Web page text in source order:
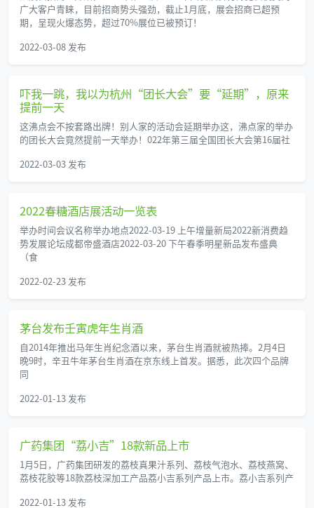
广大客户青睐，目前招商势头强劲，截止1月底，展会招商已超预
期，呈现火爆态势，超过70%展位已被预订！
2022-03-08 发布
吓我一跳，我以为杭州“团长大会”要“延期”，原来
提前一天
这沸点会不按套路出牌！别人家的活动会延期举办这，沸点家的举办
的团长大会竟然提前一天举办！022年第三届全国团长大会第16届社
2022-03-03 发布
2022春糖酒店展活动一览表
举办时间会议名称举办地点2022-03-19 上午增量新局2022新消费趋
势发展论坛成都帝盛酒店2022-03-20 下午春季明星新品发布盛典
（食
2022-02-23 发布
茅台发布壬寅虎年生肖酒
自2014年推出马年生肖纪念酒以来，茅台生肖酒就被热捧。2月4日
晚9时，辛丑牛年茅台生肖酒在京东线上首发。据悉，此次四个品牌
同
2022-01-13 发布
广药集团“荔小吉”18款新品上市
1月5日，广药集团研发的荔枝真果汁系列、荔枝气泡水、荔枝燕窝、
荔枝花胶等18款荔枝深加工产品荔小吉系列产品上市。荔小吉系列产
2022-01-13 发布